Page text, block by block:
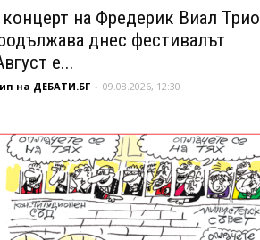
на Фредерик Виал Трио
днес фестивалът
е...
на ДЕБАТИ.БГ - 09.08.2026, 12:30